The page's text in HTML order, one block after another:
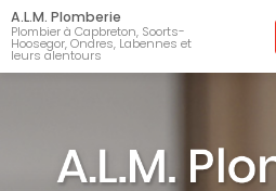
Aller
au
contenu
principal
A.L.M. Plomberie
Plombier à Capbreton, Soorts-
Hoosegor, Ondres, Labennes et
leurs alentours